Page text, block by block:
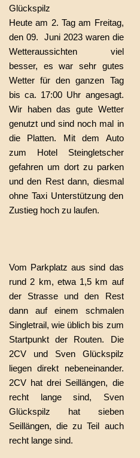
Glückspilz
Heute am 2. Tag am Freitag,
den 09. Juni 2023 waren die
Wetteraussichten viel
besser, es war sehr gutes
Wetter für den ganzen Tag
bis ca. 17:00 Uhr angesagt.
Wir haben das gute Wetter
genutzt und sind noch mal in
die Platten. Mit dem Auto
zum Hotel Steingletscher
gefahren um dort zu parken
und den Rest dann, diesmal
ohne Taxi Unterstützung den
Zustieg hoch zu laufen.
Vom Parkplatz aus sind das
rund 2 km, etwa 1,5 km auf
der Strasse und den Rest
dann auf einem schmalen
Singletrail, wie üblich bis zum
Startpunkt der Routen. Die
2CV und Sven Glückspilz
liegen direkt nebeneinander.
2CV hat drei Seillängen, die
recht lange sind, Sven
Glückspilz hat sieben
Seillängen, die zu Teil auch
recht lange sind.